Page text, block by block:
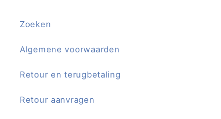
Zoeken
Algemene voorwaarden
Retour en terugbetaling
Retour aanvragen